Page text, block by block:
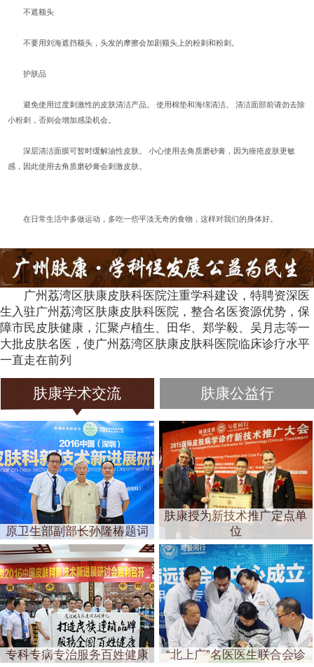
不遮额头
不要用刘海遮挡额头，头发的摩擦会加剧额头上的粉刺和粉刺。
护肤品
避免使用过度刺激性的皮肤清洁产品。 使用棉垫和海绵清洁。 清洁面部前请勿去除
小粉刺，否则会增加感染机会。
深层清洁面膜可暂时缓解油性皮肤。 小心使用去角质磨砂膏，因为痤疮皮肤更敏
感，因此使用去角质磨砂膏会刺激皮肤。
在日常生活中多做运动，多吃一些平淡无奇的食物，这样对我们的身体好。
广州荔湾区肤康皮肤科医院注重学科建设，特聘资深医
生入驻广州荔湾区肤康皮肤科医院，整合名医资源优势，保
障市民皮肤健康，汇聚卢植生、田华、郑学毅、吴月志等一
大批皮肤名医，使广州荔湾区肤康皮肤科医院临床诊疗水平
一直走在前列
肤康学术交流 肤康公益行
原卫生部副部长孙隆椿题词
肤康授为新技术推广定点单
位
专科专病专治服务百姓健康 “北上广”名医医生联合会诊